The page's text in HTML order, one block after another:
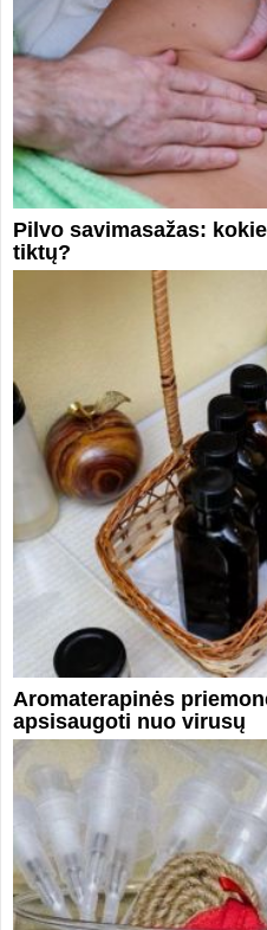
Pilvo savimasažas:
tiktų?
Aromaterapinės
apsisaugoti nuo virusų